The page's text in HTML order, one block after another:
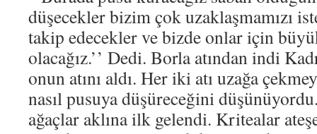
düşecekler bizim çok uzaklaşmamızı
takip edecekler ve bizde onlar için
olacağız.’’ Dedi. Borla atından indi
onun atını aldı. Her iki atı uzağa
nasıl pusuya düşüreceğini
ağaçlar aklına ilk gelendi. Kritealar